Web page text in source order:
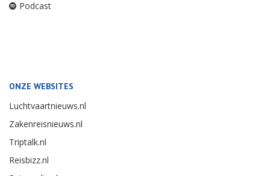
Podcast
ONZE WEBSITES
Luchtvaartnieuws.nl
Zakenreisnieuws.nl
Triptalk.nl
Reisbizz.nl